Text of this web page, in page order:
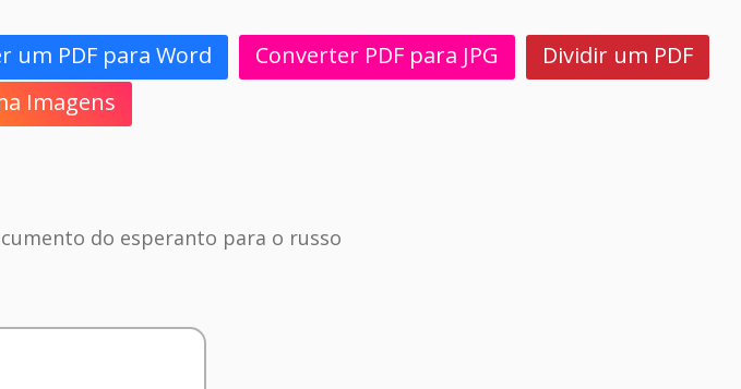
um PDF para Word Converter PDF para JPG
Dividir um PDF
Imagens
do esperanto para o russo